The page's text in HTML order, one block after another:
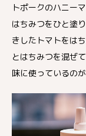
トポークのハニー
はちみつをひと塗
きしたトマトをは
とはちみつを混ぜ
味に使っているの